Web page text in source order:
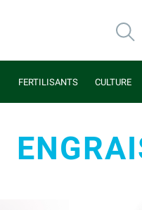
FERTILISANTS CULTURE